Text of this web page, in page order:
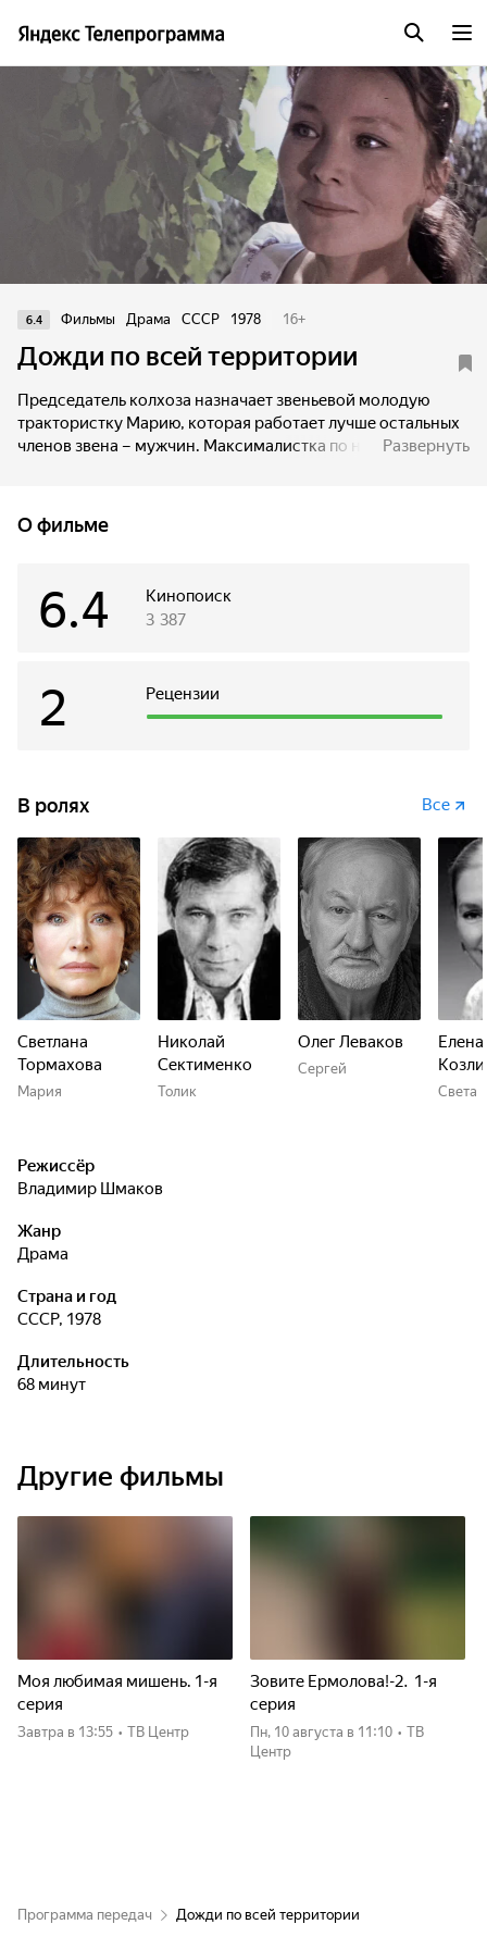
6.4 Фильмы Драма СССР 1978 16+
Дожди по всей территории
Председатель колхоза назначает звеньевой молодую
трактористку Марию, которая работает лучше остальных
членов звена – мужчин. Максималистка по натуре, Мария
любви. Узнав, что Толик, которого она любит и от
которого ждет ребенка, изменяет ей, Мария решительно
однажды, обиженная на своих коллег, молодая женщина
решает переехать в город, но не в силах осуществить
Развернуть
О фильме
Кинопоиск
6.4 3 387
Рецензии
2
В ролях Все
Светлана
Тормахова
Мария
Николай
Сектименко
Толик
Олег Леваков
Сергей
Елена
Света
Режиссёр
Владимир Шмаков
Жанр
драма
Страна и год
СССР, 1978
Длительность
68 минут
Другие фильмы
Моя любимая мишень. 1-я
серия
Завтра в 13:55 • ТВ Центр
Зовите Ермолова!-2. 1-я
серия
пн, 10 августа в 11:10 • ТВ
Центр
Программа передач Дожди по всей территории